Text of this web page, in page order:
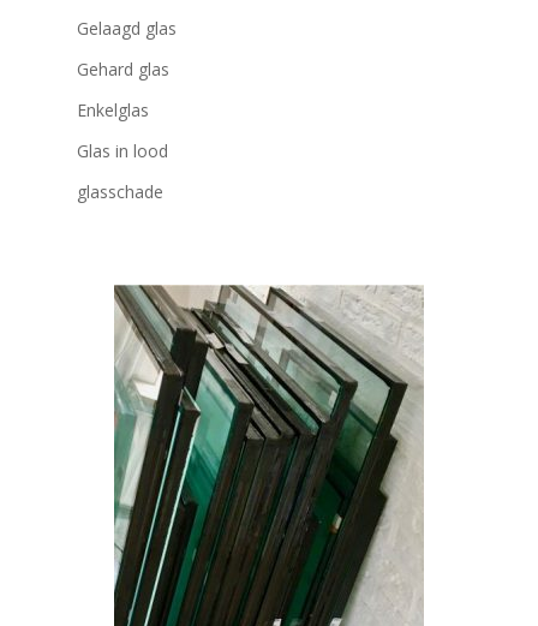
Gelaagd glas
Gehard glas
Enkelglas
Glas in lood
glasschade